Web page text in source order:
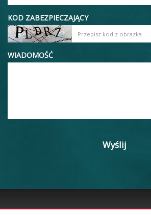
KOD ZABEZPIECZAJĄCY
WIADOMOŚĆ